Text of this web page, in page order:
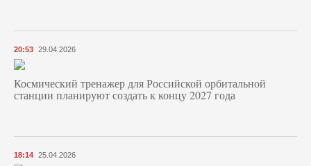
20:53 29.04.2026
Космический тренажер для Российской орбитальной
станции планируют создать к концу 2027 года
18:14 25.04.2026